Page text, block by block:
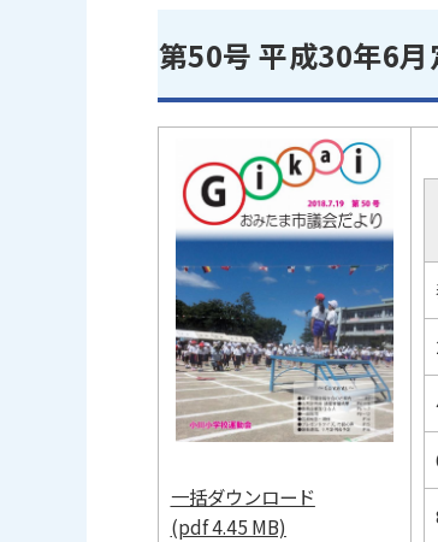
第50号 平成30年6
一括ダウンロード
(pdf 4.45 MB)